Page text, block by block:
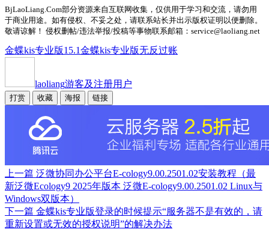
BjLaoLiang.Com部分资源来自互联网收集，仅供用于学习和交流，请勿用
于商业用途。如有侵权、不妥之处，请联系站长并出示版权证明以便删除。
敬请谅解！ 侵权删帖/违法举报/投稿等事物联系邮箱：service@laoliang.net
金蝶kis专业版15.1金蝶kis专业版无反过账
laoliang游客及注册用户
打赏 收藏 海报 链接
上一篇 泛微协同办公平台E-cology9.00.2501.02安装教程（最
新泛微Ecology9 2025年版本 泛微E-cology9.00.2501.02 Linux与
Windows双版本）
下一篇 金蝶kis专业版登录的时候提示“服务器不是有效的，请
重新设置或无效的授权说明”的解决办法